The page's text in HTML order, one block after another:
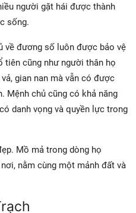
người gặt hái được thành
sống.
về đương số luôn được bảo vệ
tiên cũng như người thân họ
gian nan mà vẫn có được
Mệnh chủ cũng có khả năng
danh vọng và quyền lực trong
Mồ mả trong dòng họ
nằm cùng một mảnh đất và